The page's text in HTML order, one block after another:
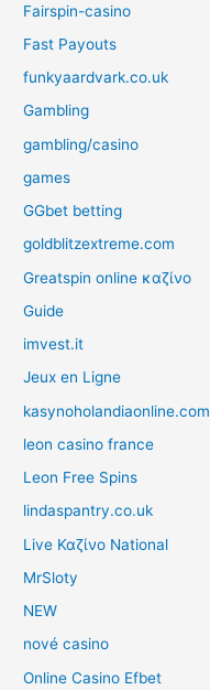
Fairspin-casino
Fast Payouts
funkyaardvark.co.uk
Gambling
gambling/casino
games
GGbet betting
goldblitzextreme.com
Greatspin online καζίνο
Guide
imvest.it
Jeux en Ligne
kasynoholandiaonline.com
leon casino france
Leon Free Spins
lindaspantry.co.uk
Live Καζίνο National
MrSloty
NEW
nové casino
Online Casino Efbet